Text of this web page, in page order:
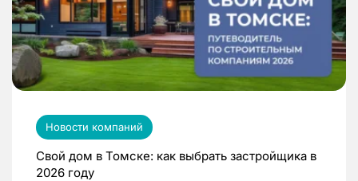
Новости компаний
Свой дом в Томске: как выбрать застройщика в
2026 году